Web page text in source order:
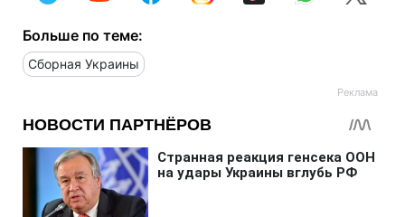
Больше по теме:
Сборная Украины